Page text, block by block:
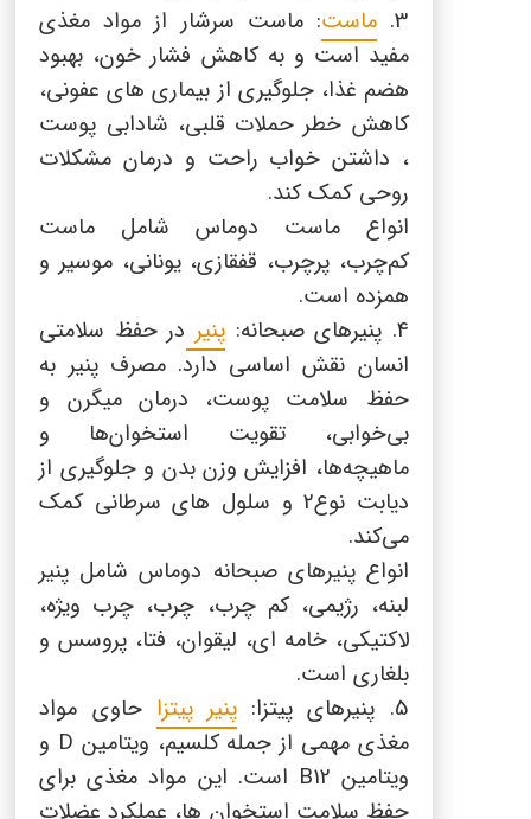
3. ماست: ماست سرشار از مواد مغذی
مفید است و به کاهش فشار خون، بهبود
هضم غذا، جلوگیری از بیماری های عفونی،
کاهش خطر حملات قلبی، شادابی پوست
، داشتن خواب راحت و درمان مشکلات
روحی کمک کند.
انواع ماست دوماس شامل ماست
کم‌چرب، پرچرب، قفقازی، یونانی، موسیر و
همزده است.
4. پنیرهای صبحانه:
پنیر در حفظ سلامتی
انسان نقش اساسی دارد. مصرف پنیر به
حفظ سلامت پوست، درمان میگرن و
بی‌خوابی، تقویت استخوان‌ها و
ماهیچه‌ها، افزایش وزن بدن و جلوگیری از
دیابت نوع2 و سلول های سرطانی کمک
می‌کند.
انواع پنیر‌های صبحانه دوماس شامل پنیر
لبنه، رژیمی، کم چرب، چرب، چرب ویژه،
لاکتیکی، خامه ای، لیقوان، فتا، پروسس و
بلغاری است.
5. پنیرهای پیتزا:
پنیر پیتزا حاوی مواد
مغذی مهمی از جمله کلسیم، ویتامین D و
ویتامین B12 است. این مواد مغذی برای